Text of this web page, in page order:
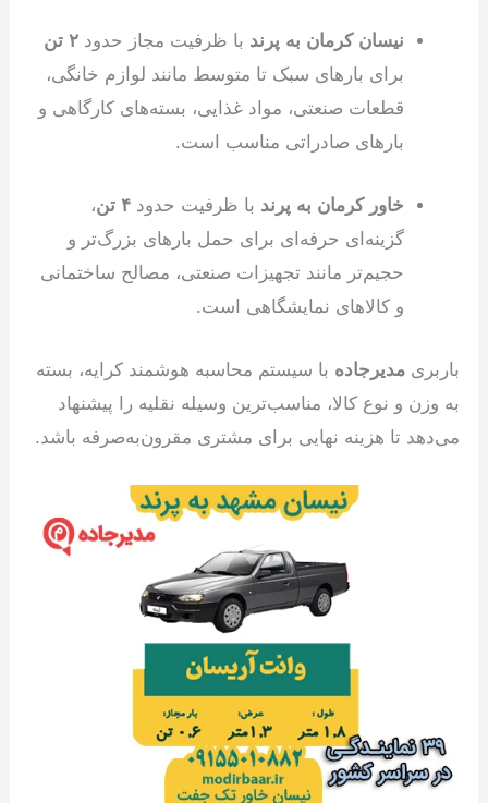
نیسان کرمان به پرند با ظرفیت مجاز حدود۲ تن
برای بارهای سبک تا متوسط مانند لوازم خانگی،
قطعات صنعتی، مواد غذایی، بسته‌های کارگاهی و
بارهای صادراتی مناسب است.
خاور کرمان به پرند با ظرفیت حدود۴ تن
،
گزینه‌ای حرفه‌ای برای حمل بارهای بزرگ‌تر و
حجیم‌تر مانند تجهیزات صنعتی، مصالح ساختمانی
و کالاهای نمایشگاهی است.
باربریمدیرجاده با سیستم محاسبه هوشمند کرایه، بسته
به وزن و نوع کالا، مناسب‌ترین وسیله نقلیه را پیشنهاد
می‌دهد تا هزینه نهایی برای مشتری مقرون‌به‌صرفه باشد.